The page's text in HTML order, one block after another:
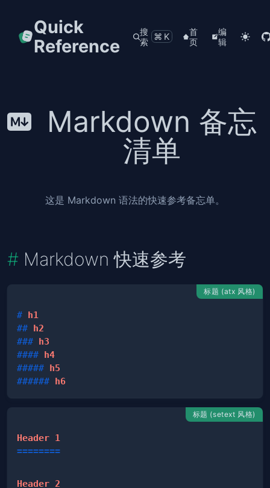
Quick
Reference
搜
索
⌘K
首
页
编
辑
Markdown 备忘
清单
这是 Markdown 语法的快速参考备忘单。
Markdown 快速参考
标题 (atx 风格)
# h1
## h2
### h3
#### h4
##### h5
###### h6
标题 (setext 风格)
========